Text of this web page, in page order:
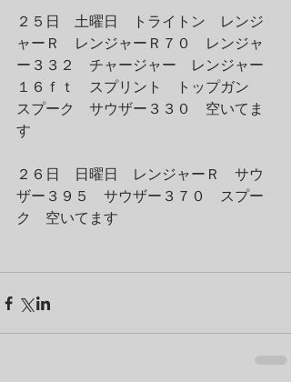
２５日　土曜日　トライトン　レンジ
ャーＲ　レンジャーＲ７０　レンジャ
ー３３２　チャージャー　レンジャー
１６ｆｔ　スプリント　トップガン
スプーク　サウザー３３０　空いてま
す
２６日　日曜日　レンジャーＲ　サウ
ザー３９５　サウザー３７０　スプー
ク　空いてます